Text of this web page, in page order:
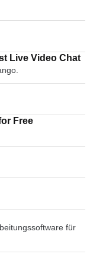
Broadcast Live Video Chat
for Free
für